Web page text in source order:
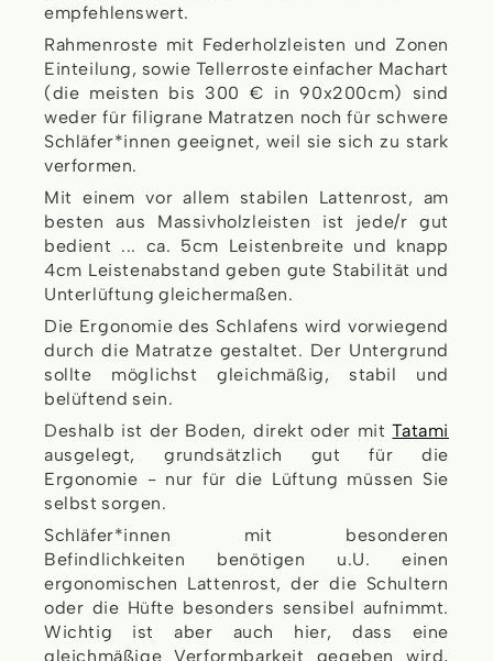
empfehlenswert.
Rahmenroste mit Federholzleisten und Zonen
Einteilung, sowie Tellerroste einfacher Machart
(die meisten bis 300 € in 90x200cm) sind
weder für filigrane Matratzen noch für schwere
Schläfer*innen geeignet, weil sie sich zu stark
verformen.
Mit einem vor allem stabilen Lattenrost, am
besten aus Massivholzleisten ist jede/r gut
bedient ... ca. 5cm Leistenbreite und knapp
4cm Leistenabstand geben gute Stabilität und
Unterlüftung gleichermaßen.
Die Ergonomie des Schlafens wird vorwiegend
durch die Matratze gestaltet. Der Untergrund
sollte möglichst gleichmäßig, stabil und
belüftend sein.
Deshalb ist der Boden, direkt oder mitTatami
ausgelegt, grundsätzlich gut für die
Ergonomie - nur für die Lüftung müssen Sie
selbst sorgen.
Schläfer*innen mit besonderen
Befindlichkeiten benötigen u.U. einen
ergonomischen Lattenrost, der die Schultern
oder die Hüfte besonders sensibel aufnimmt.
Wichtig ist aber auch hier, dass eine
gleichmäßige Verformbarkeit gegeben wird,